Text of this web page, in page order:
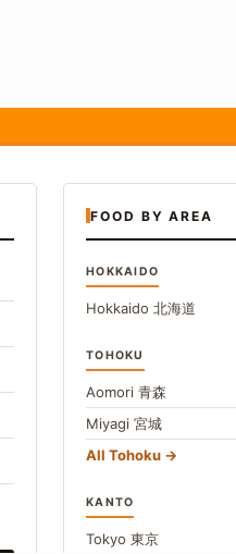
FOOD BY AREA
HOKKAIDO
Hokkaido 北海道
TOHOKU
Aomori 青森
Miyagi 宮城
All Tohoku
KANTO
Tokyo 東京